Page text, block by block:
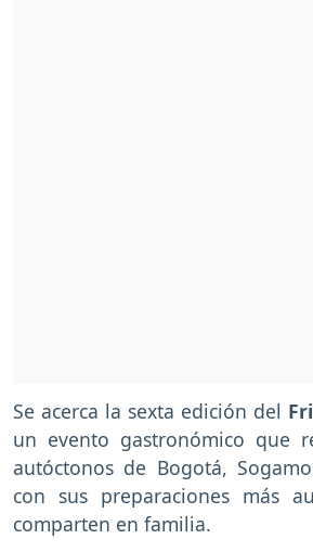
Se acerca la sexta edición del
un evento gastronómico que
autóctonos de Bogotá,
con sus preparaciones más
comparten en familia.